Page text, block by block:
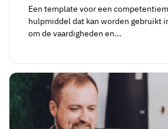
Een template voor een
hulpmiddel dat kan worden gebruikt
om de vaardigheden en...